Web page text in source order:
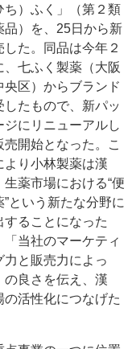
ち）ふく」（第２類
品）を、25日から新
した。同品は今年２
、七ふく製薬（大阪
央区）からブランド
したもので、新パッ
ジにリニューアルし
売開始となった。こ
より小林製薬は漢
生薬市場における“便
”という新たな分野に
することになった
「当社のマーケティ
力と販売力によっ
の良さを伝え、漢
活性化につなげた